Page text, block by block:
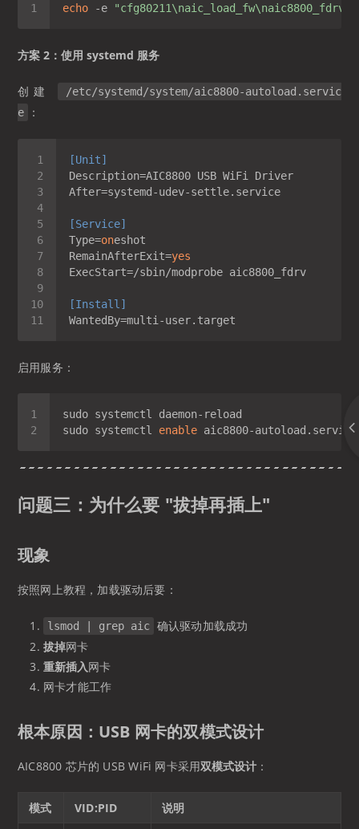
echo -e "cfg80211\naic_load_fw\naic8800_fdrv"
方案 2：使用 systemd 服务
创建
/etc/systemd/system/aic8800-autoload.servic
e
：
[Unit]
Description
After
[Service]
Type=on
RemainAfterExit=yes
ExecStart
[Install]
WantedBy
启用服务：
sudo systemctl enable
问题三：为什么要 "拔掉再插上"
现象
按照网上教程，加载驱动后要：
lsmod | grep aic 确认驱动加载成功
拔掉网卡
重新插入网卡
网卡才能工作
根本原因：USB 网卡的双模式设计
AIC8800 芯片的 USB WiFi 网卡采用双模式设计 ：
模式 VID:PID 说明